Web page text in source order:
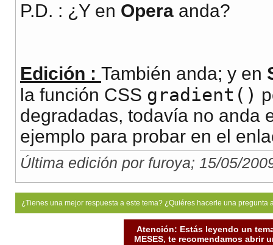
P.D. : ¿Y en Opera anda?
Edición : También anda; y en
la función CSS gradient()
degradadas, todavía no anda
ejemplo para probar en el
Última edición por furoya; 15/05/
¿Tienes una mejor respuesta a este tema? ¿Quiéres hacerle una
Atención: Estás leyendo un
MESES, te recomendamos abrir